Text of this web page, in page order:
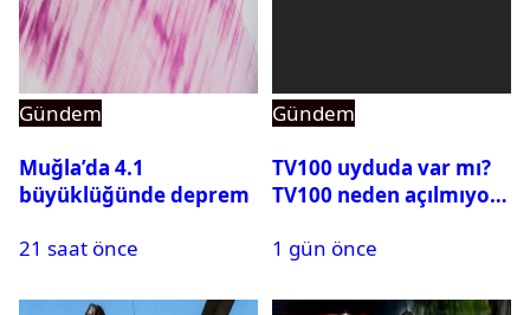
Gündem
Muğla’da 4.1
büyüklüğünde deprem
21 saat önce
Gündem
TV100 uyduda var mı?
TV100 neden açılmıyor?
1 gün önce